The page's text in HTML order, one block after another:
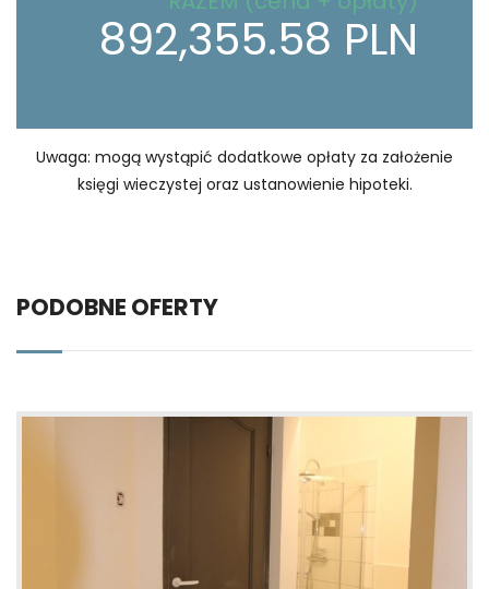
892,355.58 PLN
Uwaga: mogą wystąpić dodatkowe opłaty za założenie
księgi wieczystej oraz ustanowienie hipoteki.
PODOBNE OFERTY